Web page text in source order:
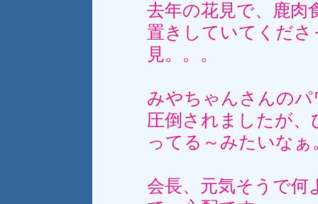
去年の花見で、鹿肉
置きしていてくだ
見。。。
みやちゃんさんの
圧倒されましたが
ってる～みたいな
会長、元気そうで何